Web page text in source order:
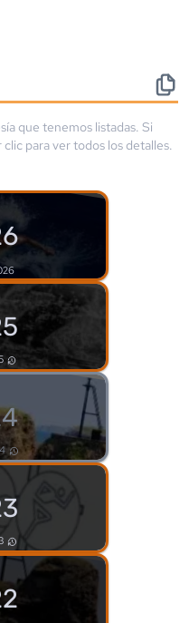
que tenemos listadas. Si
clic para ver todos los detalles.